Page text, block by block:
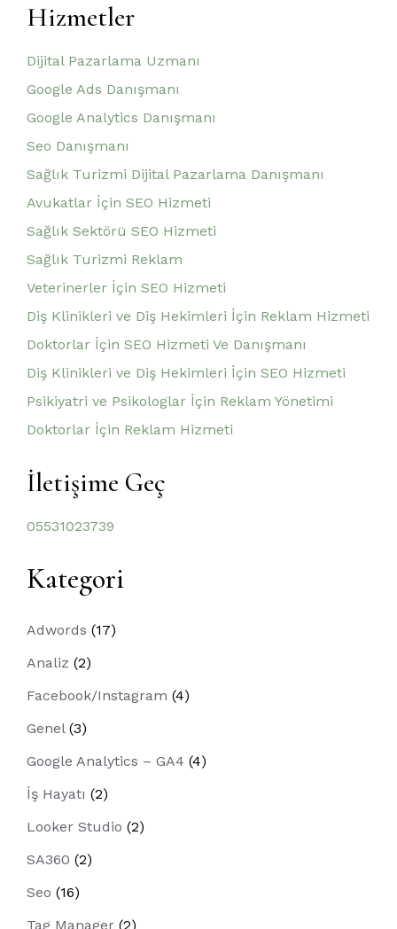
Hizmetler
Dijital Pazarlama Uzmanı
Google Ads Danışmanı
Google Analytics Danışmanı
Seo Danışmanı
Sağlık Turizmi Dijital Pazarlama Danışmanı
Avukatlar İçin SEO Hizmeti
Sağlık Sektörü SEO Hizmeti
Sağlık Turizmi Reklam
Veterinerler İçin SEO Hizmeti
Diş Klinikleri ve Diş Hekimleri İçin Reklam Hizmeti
Doktorlar İçin SEO Hizmeti Ve Danışmanı
Diş Klinikleri ve Diş Hekimleri İçin SEO Hizmeti
Psikiyatri ve Psikologlar İçin Reklam Yönetimi
Doktorlar İçin Reklam Hizmeti
İletişime Geç
05531023739
Kategori
Adwords (17)
Analiz (2)
Facebook/Instagram (4)
Genel(3)
Google Analytics – GA4 (4)
İş Hayatı (2)
Looker Studio (2)
SA360 (2)
Seo (16)
Tag Manager (2)